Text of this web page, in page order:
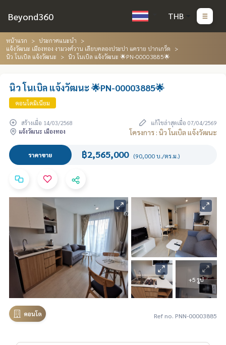
Beyond360 THB
หน้าแรก
ประกาศแนะนำ
แจ้งวัฒนะ เมืองทอง งามวงศ์วาน เลียบคลองประปา แคราย ปากเกร็ด
นิว โนเบิล แจ้งวัฒนะ
นิว โนเบิล แจ้งวัฒนะ 🌟PN-00003885🌟
นิว โนเบิล แจ้งวัฒนะ 🌟PN-00003885🌟
คอนโดมิเนียม
สร้างเมื่อ 14/03/2568
แก้ไขล่าสุดเมื่อ 07/04/2569
แจ้งวัฒนะ เมืองทอง
โครงการ : นิว โนเบิล แจ้งวัฒนะ
ราคาขาย ฿2,565,000 (90,000 บ./ตร.ม.)
+5 รูป
คอนโด Ref no. PNN-00003885